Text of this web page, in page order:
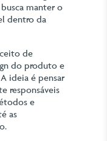
manter o
dentro da
de
do produto e
ideia é pensar
responsáveis
e
as